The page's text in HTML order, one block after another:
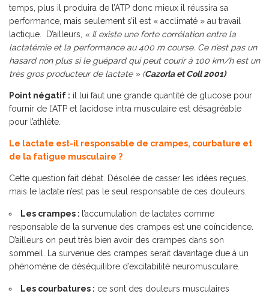
temps, plus il produira de l’ATP donc mieux il réussira sa
performance, mais seulement s’il est « acclimaté » au travail
lactique. D’ailleurs, « Il existe une forte corrélation entre la
lactatémie et la performance au 400 m course. Ce n’est pas un
hasard non plus si le guépard qui peut courir à 100 km/h est un
très gros producteur de lactate »(Cazorla et Coll 2001)
Point négatif : il lui faut une grande quantité de glucose pour
fournir de l’ATP et l’acidose intra musculaire est désagréable
pour l’athlète.
Le lactate est-il responsable de crampes, courbature et
de la fatigue musculaire ?
Cette question fait débat. Désolée de casser les idées reçues,
mais le lactate n’est pas le seul responsable de ces douleurs.
Les crampes : l’accumulation de lactates comme
responsable de la survenue des crampes est une coïncidence.
D’ailleurs on peut très bien avoir des crampes dans son
sommeil. La survenue des crampes serait davantage due à un
phénomène de déséquilibre d’excitabilité neuromusculaire.
Les courbatures : ce sont des douleurs musculaires